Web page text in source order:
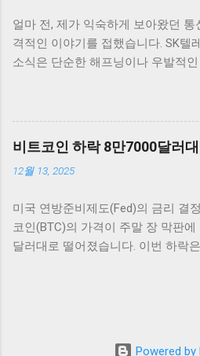
을 보여 주고 있습니다. 금리 인하
5% 이상 상승하면서 투자자들에게
니다. 이처럼 주요 암호화폐들이 시
의가 필요합니다. 그 외에도 이더
도 비슷한 패턴을 보이고 있습니다.
투자자들은 앞으로 금리가 어떻게
상승할 수 있을지에 대한 불확실성
후 매수세가 강하게 일어나고 있는
향방을 결정짓고 있습니다. 특히, 낮
들이 암호화폐에 대한 관심을 더욱
습니다. 금리가 낮아지면 자산의 상
할 것으로 보입니다. 이러한 투자는
얼마 전, 제가 익숙하게 보아왔던
격적인 이야기를 접했습니다. SK텔
소식은 단순한 해프닝이나 우발적
잡았던 SK텔레콤이 이렇게 큰 신
사와 데이터를 이용하는 저희 같은
불안을 안겨주었습니다. 무엇보다
는 초강수 행정지도를 내렸다는 점
나지 않았습니다. 이 결정은 그 자체
로 얽혀 있는지 생각해보게 되는 계
과 보안 누출은 더 이상 우리에게 생
데도 이번 사건은 평범함을 넘어섰
인정보와 연결되었던 것이니까요.
면, 단순히 기술적 해결책만이 답은
비트코인 하락 8만7000달러
12월 13, 2025
미국 연방준비제도(Fed)의 금리 결
코인(BTC)의 가격이 주말 장 막판
달러대로 떨어졌습니다. 이번 하락
다. 이러한 변화는 비트코인 및 암
준의 금리 결정이 큰 역할을 하고
Powered by